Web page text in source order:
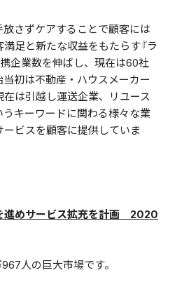
さずケアすることで顧客には
足と新たな収益をもたらす『ラ
企業数を伸ばし、現在は60社
初は不動産・ハウスメーカー
は引越し運送企業、リユース
キーワードに関わる様々な業
ビスを顧客に提供していま
めサービス拡充を計画 2020
人の巨大市場です。